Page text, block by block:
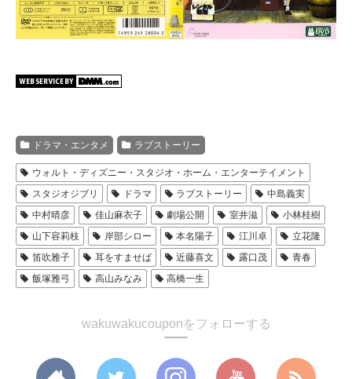
ドラマ・エンタメ ラブストーリー
ウォルト・ディズニー・スタジオ・ホーム・エンターテイメント
スタジオジブリ
ドラマ ラブストーリー
中島義実
中村晴彦
佳山麻衣子 劇場公開 室井滋
小林桂樹
山下容莉枝
岸部シロー 本名陽子 江川卓
立花隆
笛吹雅子
耳をすませば 近藤喜文 露口茂
青春
飯塚雅弓
高山みなみ 高橋一生
wakuwakucouponをフォローする